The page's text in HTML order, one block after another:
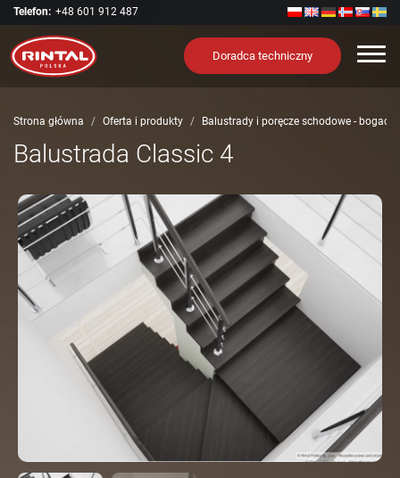
Telefon: +48 601 912 487
Doradca techniczny
Strona główna Oferta i produkty Balustrady i poręcze schodowe -
Balustrada Classic 4